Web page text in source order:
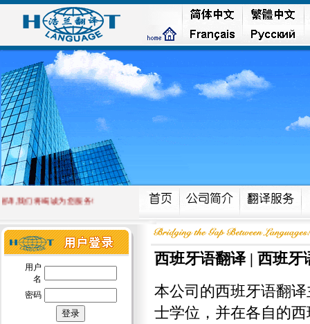
我们将竭诚为您服务!
用户
名
密码
西班牙语翻译 | 西班牙
本公司的西班牙语翻
士学位，并在各自的